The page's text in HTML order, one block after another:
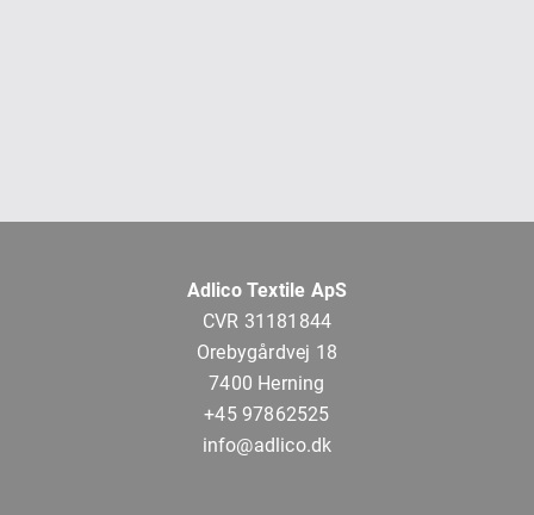
Adlico Textile ApS
CVR 31181844
Orebygårdvej 18
7400 Herning
+45 97862525
info@adlico.dk